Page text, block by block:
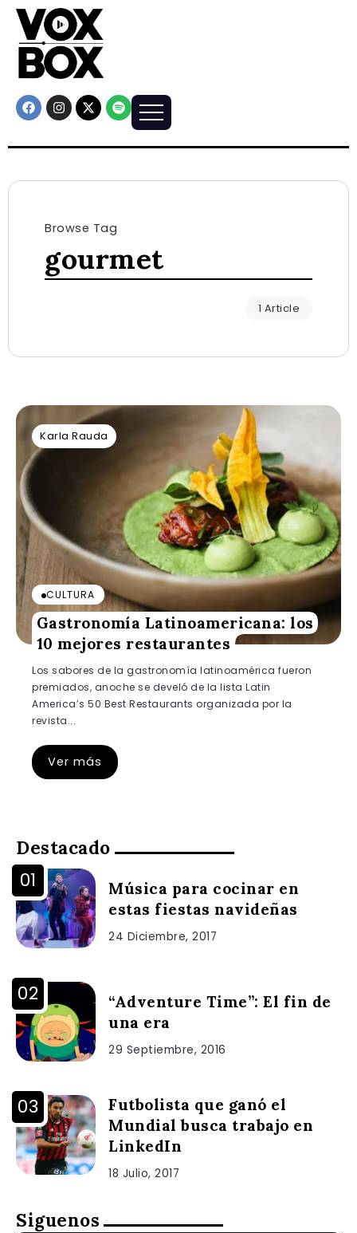
Browse Tag
gourmet
1 Article
Karla Rauda
CULTURA
Gastronomía Latinoamericana: los
10 mejores restaurantes
Los sabores de la gastronomía latinoamérica fueron
premiados, anoche se develó de la lista Latin
America’s 50 Best Restaurants organizada por la
revista...
Ver más
Destacado
Música para cocinar en
estas fiestas navideñas
24 Diciembre, 2017
“Adventure Time”: El fin de
una era
29 Septiembre, 2016
Futbolista que ganó el
Mundial busca trabajo en
LinkedIn
18 Julio, 2017
Siguenos